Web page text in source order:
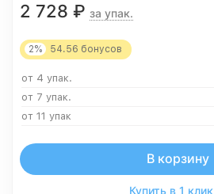
2 728 ₽ за упак.
2% 54.56 бонусов
от 4 упак.
от 7 упак.
от 11 упак
В корзину
Купить в 1 клик